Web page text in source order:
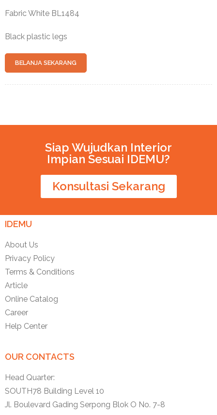
Fabric White BL1484
Black plastic legs
BELANJA SEKARANG
Siap Wujudkan Interior
Impian Sesuai IDEMU?
Konsultasi Sekarang
IDEMU
About Us
Privacy Policy
Terms & Conditions
Article
Online Catalog
Career
Help Center
OUR CONTACTS
Head Quarter:
SOUTH78 Building Level 10
Jl. Boulevard Gading Serpong Blok O No. 7-8